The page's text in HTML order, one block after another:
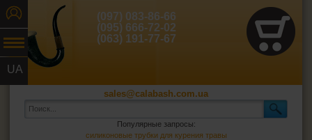
UA
(097) 083-86-66
(095) 666-72-02
(063) 191-77-67
sales@calabash.com.ua
Популярные запросы:
силиконовые трубки для курения травы